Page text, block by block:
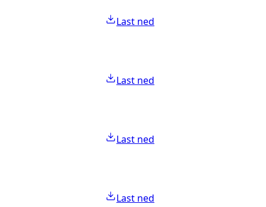
Last ned
Last ned
Last ned
Last ned